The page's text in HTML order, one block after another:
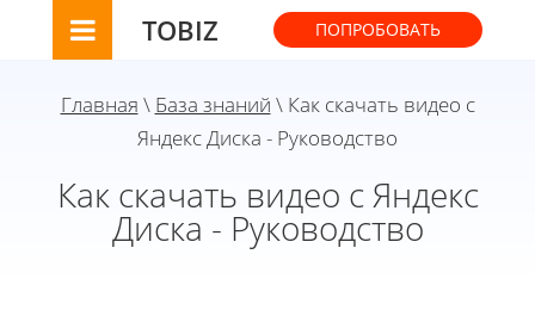
TOBIZ ПОПРОБОВАТЬ
Главная \ База знаний \ Как скачать видео с
Яндекс Диска - Руководство
Как скачать видео с Яндекс
Диска - Руководство